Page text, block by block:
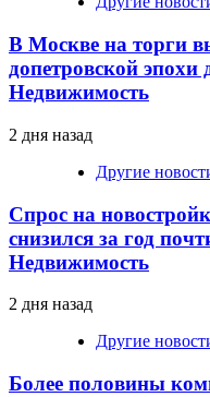
В Москве на торги
допетровской
Недвижимость
2 дня назад
Другие
Спрос на
снизился за год
Недвижимость
2 дня назад
Другие
Более половины